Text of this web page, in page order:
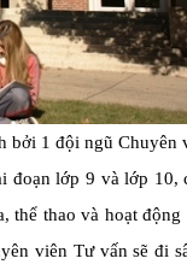
bởi 1 đội ngũ
đoạn lớp 9 và lớp
thao và hoạt
viên Tư vấn sẽ đi